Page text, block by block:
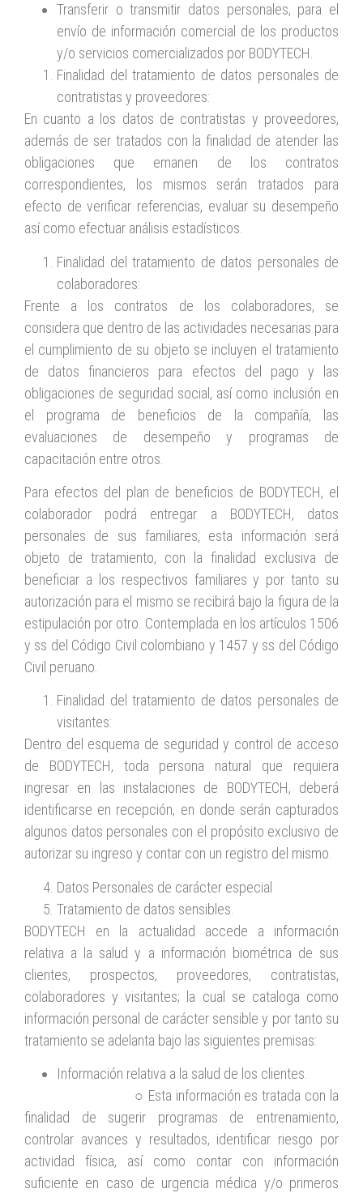
Transferir o transmitir datos personales, para el
envío de información comercial de los productos
y/o servicios comercializados por BODYTECH.
Finalidad del tratamiento de datos personales de
contratistas y proveedores:
En cuanto a los datos de contratistas y proveedores,
además de ser tratados con la finalidad de atender las
obligaciones que emanen de los contratos
correspondientes, los mismos serán tratados para
efecto de verificar referencias, evaluar su desempeño
así como efectuar análisis estadísticos.
Finalidad del tratamiento de datos personales de
colaboradores:
Frente a los contratos de los colaboradores, se
considera que dentro de las actividades necesarias para
el cumplimiento de su objeto se incluyen el tratamiento
de datos financieros para efectos del pago y las
obligaciones de seguridad social, así como inclusión en
el programa de beneficios de la compañía, las
evaluaciones de desempeño y programas de
capacitación entre otros.
Para efectos del plan de beneficios de BODYTECH, el
colaborador podrá entregar a BODYTECH, datos
personales de sus familiares, esta información será
objeto de tratamiento, con la finalidad exclusiva de
beneficiar a los respectivos familiares y por tanto su
autorización para el mismo se recibirá bajo la figura de la
estipulación por otro. Contemplada en los artículos 1506
y ss del Código Civil colombiano y 1457 y ss del Código
Civil peruano.
Finalidad del tratamiento de datos personales de
visitantes:
Dentro del esquema de seguridad y control de acceso
de BODYTECH, toda persona natural que requiera
ingresar en las instalaciones de BODYTECH, deberá
identificarse en recepción, en donde serán capturados
algunos datos personales con el propósito exclusivo de
autorizar su ingreso y contar con un registro del mismo.
Datos Personales de carácter especial
Tratamiento de datos sensibles.
BODYTECH en la actualidad accede a información
relativa a la salud y a información biométrica de sus
clientes, prospectos, proveedores, contratistas,
colaboradores y visitantes; la cual se cataloga como
información personal de carácter sensible y por tanto su
tratamiento se adelanta bajo las siguientes premisas:
Información relativa a la salud de los clientes.
○ Esta información es tratada con la
finalidad de sugerir programas de entrenamiento,
controlar avances y resultados, identificar riesgo por
actividad física, así como contar con información
suficiente en caso de urgencia médica y/o primeros